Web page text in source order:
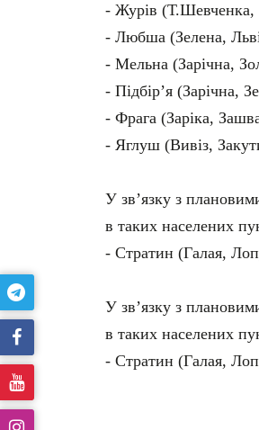
- Журів
- Любша (Зелена,
- Мельна (Зарічна,
- Підбір’я (Зарічна,
- Фрага (Заріка,
- Яглуш (Вивіз,
У зв’язку з
в таких населених
- Стратин (Галая,
У зв’язку з
в таких населених
- Стратин (Галая,